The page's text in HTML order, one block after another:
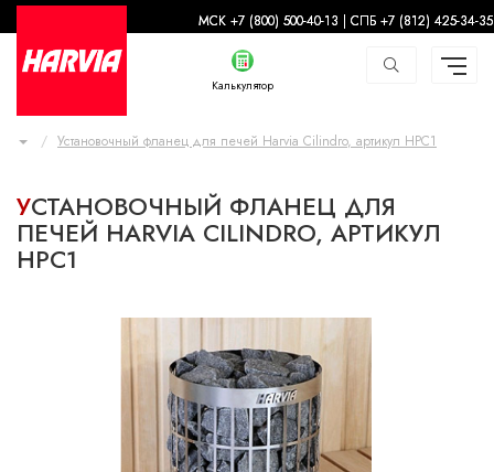
- МСК +7 (800) 500-40-13 | СПБ +7 (812) 425-34-35
Калькулятор
Установочный фланец для печей Harvia Cilindro, артикул HPC1
УСТАНОВОЧНЫЙ ФЛАНЕЦ ДЛЯ
ПЕЧЕЙ HARVIA CILINDRO, АРТИКУЛ
HPC1